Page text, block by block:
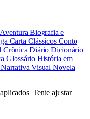
Aventura Biografia e
Carta Clássicos Conto
Crônica Diário Dicionário
Glossário História em
Narrativa Visual Novela
Tente ajustar